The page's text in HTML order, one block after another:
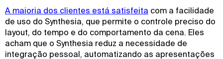
A maioria dos clientes está satisfeita com a facilidade
de uso do Synthesia, que permite o controle preciso do
layout, do tempo e do comportamento da cena. Eles
acham que o Synthesia reduz a necessidade de
integração pessoal, automatizando as apresentações